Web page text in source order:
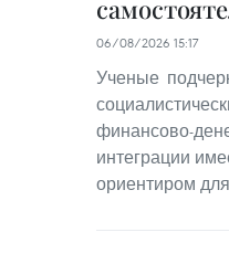
06/08/2026 15:17
Ученые
финансово-
интеграции
ориентиром